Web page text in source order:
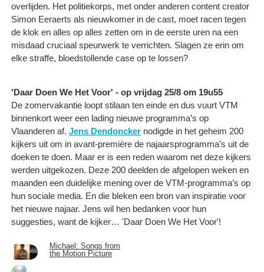
overlijden. Het politiekorps, met onder anderen content creator
Simon Eeraerts als nieuwkomer in de cast, moet racen tegen
de klok en alles op alles zetten om in de eerste uren na een
misdaad cruciaal speurwerk te verrichten. Slagen ze erin om
elke straffe, bloedstollende case op te lossen?
'Daar Doen We Het Voor' - op vrijdag 25/8 om 19u55
De zomervakantie loopt stilaan ten einde en dus vuurt VTM
binnenkort weer een lading nieuwe programma’s op
Vlaanderen af. Jens Dendoncker nodigde in het geheim 200
kijkers uit om in avant-première de najaarsprogramma’s uit de
doeken te doen. Maar er is een reden waarom net deze kijkers
werden uitgekozen. Deze 200 deelden de afgelopen weken en
maanden een duidelijke mening over de VTM-programma’s op
hun sociale media. En die bleken een bron van inspiratie voor
het nieuwe najaar. Jens wil hen bedanken voor hun
suggesties, want de kijker… 'Daar Doen We Het Voor'!
Michael: Songs from
the Motion Picture